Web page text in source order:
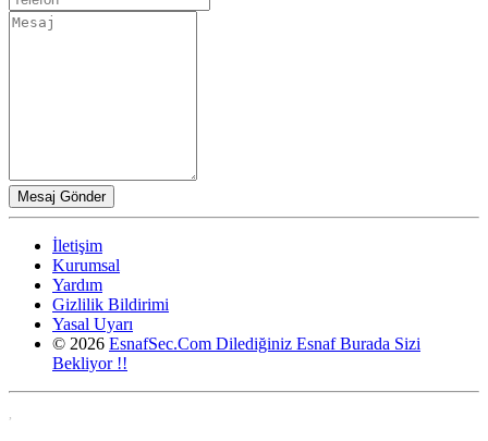
İletişim
Kurumsal
Yardım
Gizlilik Bildirimi
Yasal Uyarı
© 2026 EsnafSec.Com Dilediğiniz Esnaf Burada Sizi
Bekliyor !!
,